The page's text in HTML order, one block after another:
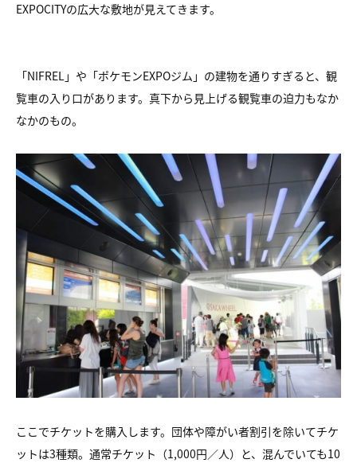
EXPOCITYの広大な敷地が見えてきます。
「NIFREL」や「ポケモンEXPOジム」の建物を通りすぎると、観
覧車の入り口があります。真下から見上げる観覧車の迫力もなか
なかのもの。
ここでチケットを購入します。団体や障がい者割引を除いてチケ
ットは3種類。通常チケット（1,000円／人）と、混んでいても10